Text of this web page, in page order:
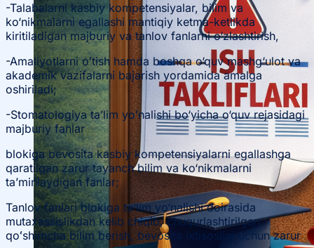
-Talabalarni kasbiy kompetensiyalar, bilim va
ko‘nikmalarni egallashi mantiqiy ketma-ketlikda
kiritiladigan majburiy va tanlov fanlarni o‘zlashtirish,
-Amaliyotlarni oʻtish hamda boshqa o‘quv mashg‘ulot va
akademik vazifalarni bajarish yordamida amalga
oshiriladi;
-Stomatologiya ta’lim yoʻnalishi bo‘yicha o‘quv rejasidagi
majburiy fanlar
blokiga bevosita kasbiy kompetensiyalarni egallashga
qaratilgan zarur tayanch bilim va ko‘nikmalarni
ta’minlaydigan fanlar;
Tanlov fanlari blokiga ta’lim yo‘nalishi doirasida
mutaxassislikdan kelib chiqib, chuqurlashtirilgan
qoʻshimcha bilim berish, bevosita ixtisosligi uchun zarur